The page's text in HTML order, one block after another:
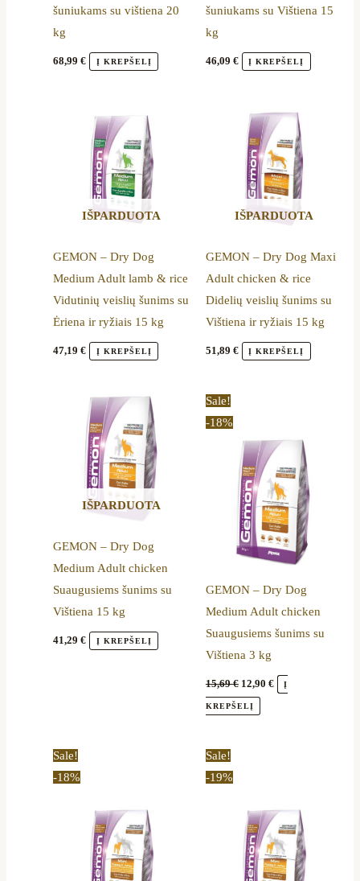
šuniukams su vištiena 20
kg
68,99€ Į KREPŠELĮ
šuniukams su Vištiena 15
kg
46,09 € Į KREPŠELĮ
IŠPARDUOTA
GEMON – Dry Dog
Medium Adult lamb & rice
Vidutinių veislių šunims su
Ėriena ir ryžiais 15 kg
47,19€ Į KREPŠELĮ
IŠPARDUOTA
GEMON – Dry Dog Maxi
Adult chicken & rice
Didelių veislių šunims su
Vištiena ir ryžiais 15 kg
51,89 € Į KREPŠELĮ
IŠPARDUOTA
GEMON – Dry Dog
Medium Adult chicken
Suaugusiems šunims su
Vištiena 15 kg
41,29€ Į KREPŠELĮ
Sale!
-18%
GEMON – Dry Dog
Medium Adult chicken
Suaugusiems šunims su
Vištiena 3 kg
15,69€
15,69 €.
12,90 €
12,90 €.
Į
KREPŠELĮ
Sale!
-18%
Sale!
-19%